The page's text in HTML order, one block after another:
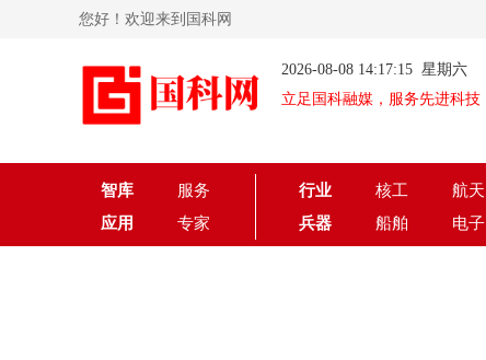
您好！欢迎来到国科网
2026-08-08 14:17:15 星期六
立足国科融媒，服务先进科技
智库
服务
应用
专家
行业 核工 航天
兵器
船舶 电子